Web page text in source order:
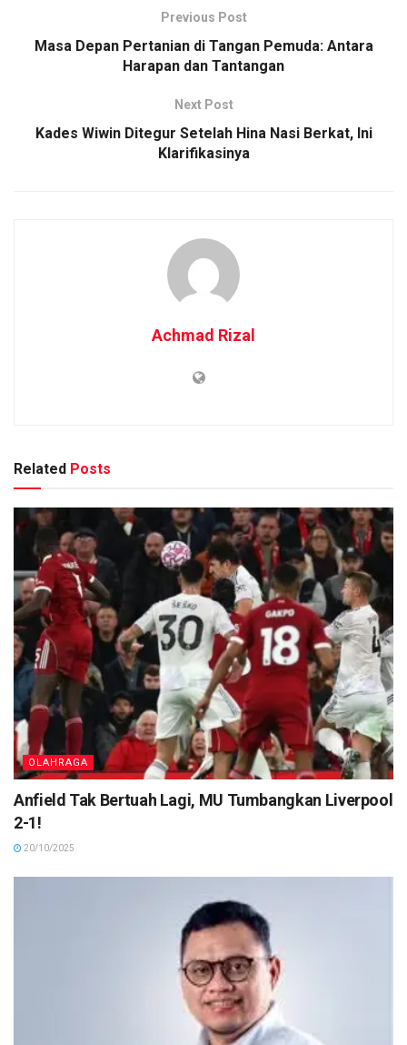
Previous Post
Masa Depan Pertanian di Tangan Pemuda: Antara
Harapan dan Tantangan
Next Post
Kades Wiwin Ditegur Setelah Hina Nasi Berkat, Ini
Klarifikasinya
Achmad Rizal
Related Posts
OLAHRAGA
Anfield Tak Bertuah Lagi, MU Tumbangkan Liverpool
2-1!
20/10/2025